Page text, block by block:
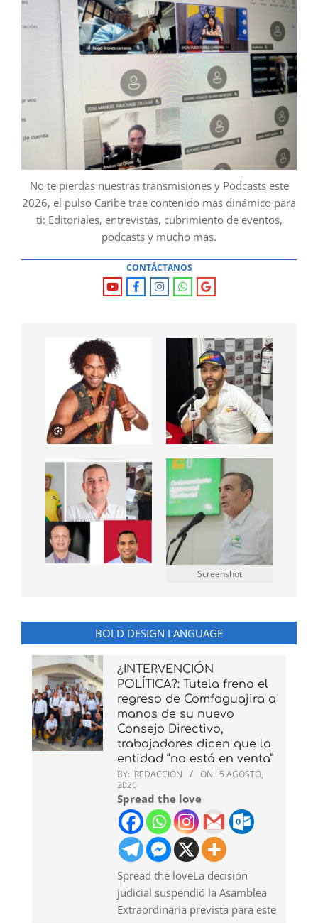
No te pierdas nuestras transmisiones y Podcasts este
2026, el pulso Caribe trae contenido mas dinámico para
ti: Editoriales, entrevistas, cubrimiento de eventos,
podcasts y mucho mas.
CONTÁCTANOS
Screenshot
BOLD DESIGN LANGUAGE
¿INTERVENCIÓN
POLÍTICA?: Tutela frena el
regreso de Comfaguajira a
manos de su nuevo
Consejo Directivo,
trabajadores dicen que la
entidad “no está en venta”
BY: REDACCION ON: 5 AGOSTO,
2026
Spread the love
Spread the loveLa decisión
judicial suspendió la Asamblea
Extraordinaria prevista para este